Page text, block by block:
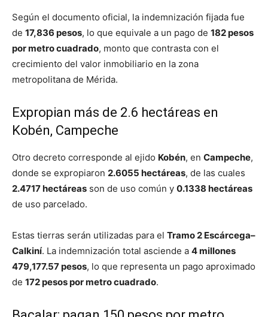
Según el documento oficial, la indemnización fijada fue
de 17,836 pesos, lo que equivale a un pago de 182 pesos
por metro cuadrado, monto que contrasta con el
crecimiento del valor inmobiliario en la zona
metropolitana de Mérida.
Expropian más de 2.6 hectáreas en
Kobén, Campeche
Otro decreto corresponde al ejido Kobén, en Campeche,
donde se expropiaron 2.6055 hectáreas, de las cuales
2.4717 hectáreas son de uso común y 0.1338 hectáreas
de uso parcelado.
Estas tierras serán utilizadas para el Tramo 2 Escárcega–
Calkiní. La indemnización total asciende a 4 millones
479,177.57 pesos, lo que representa un pago aproximado
de 172 pesos por metro cuadrado.